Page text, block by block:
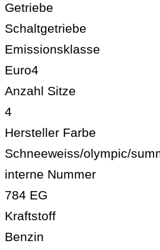
Getriebe
Schaltgetriebe
Emissionsklasse
Euro4
Anzahl Sitze
4
Hersteller Farbe
Schneeweiss/olympic/
interne Nummer
784 EG
Kraftstoff
Benzin